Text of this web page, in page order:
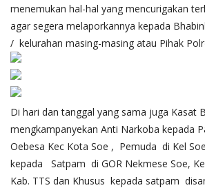
menemukan hal-hal yang mencurigakan
agar segera melaporkannya kepada
/ kelurahan masing-masing atau Pihak
Di hari dan tanggal yang sama juga Kasat
mengkampanyekan Anti Narkoba kepada
Oebesa Kec Kota Soe , Pemuda di Kel
kepada Satpam di GOR Nekmese Soe,
Kab. TTS dan Khusus kepada satpam